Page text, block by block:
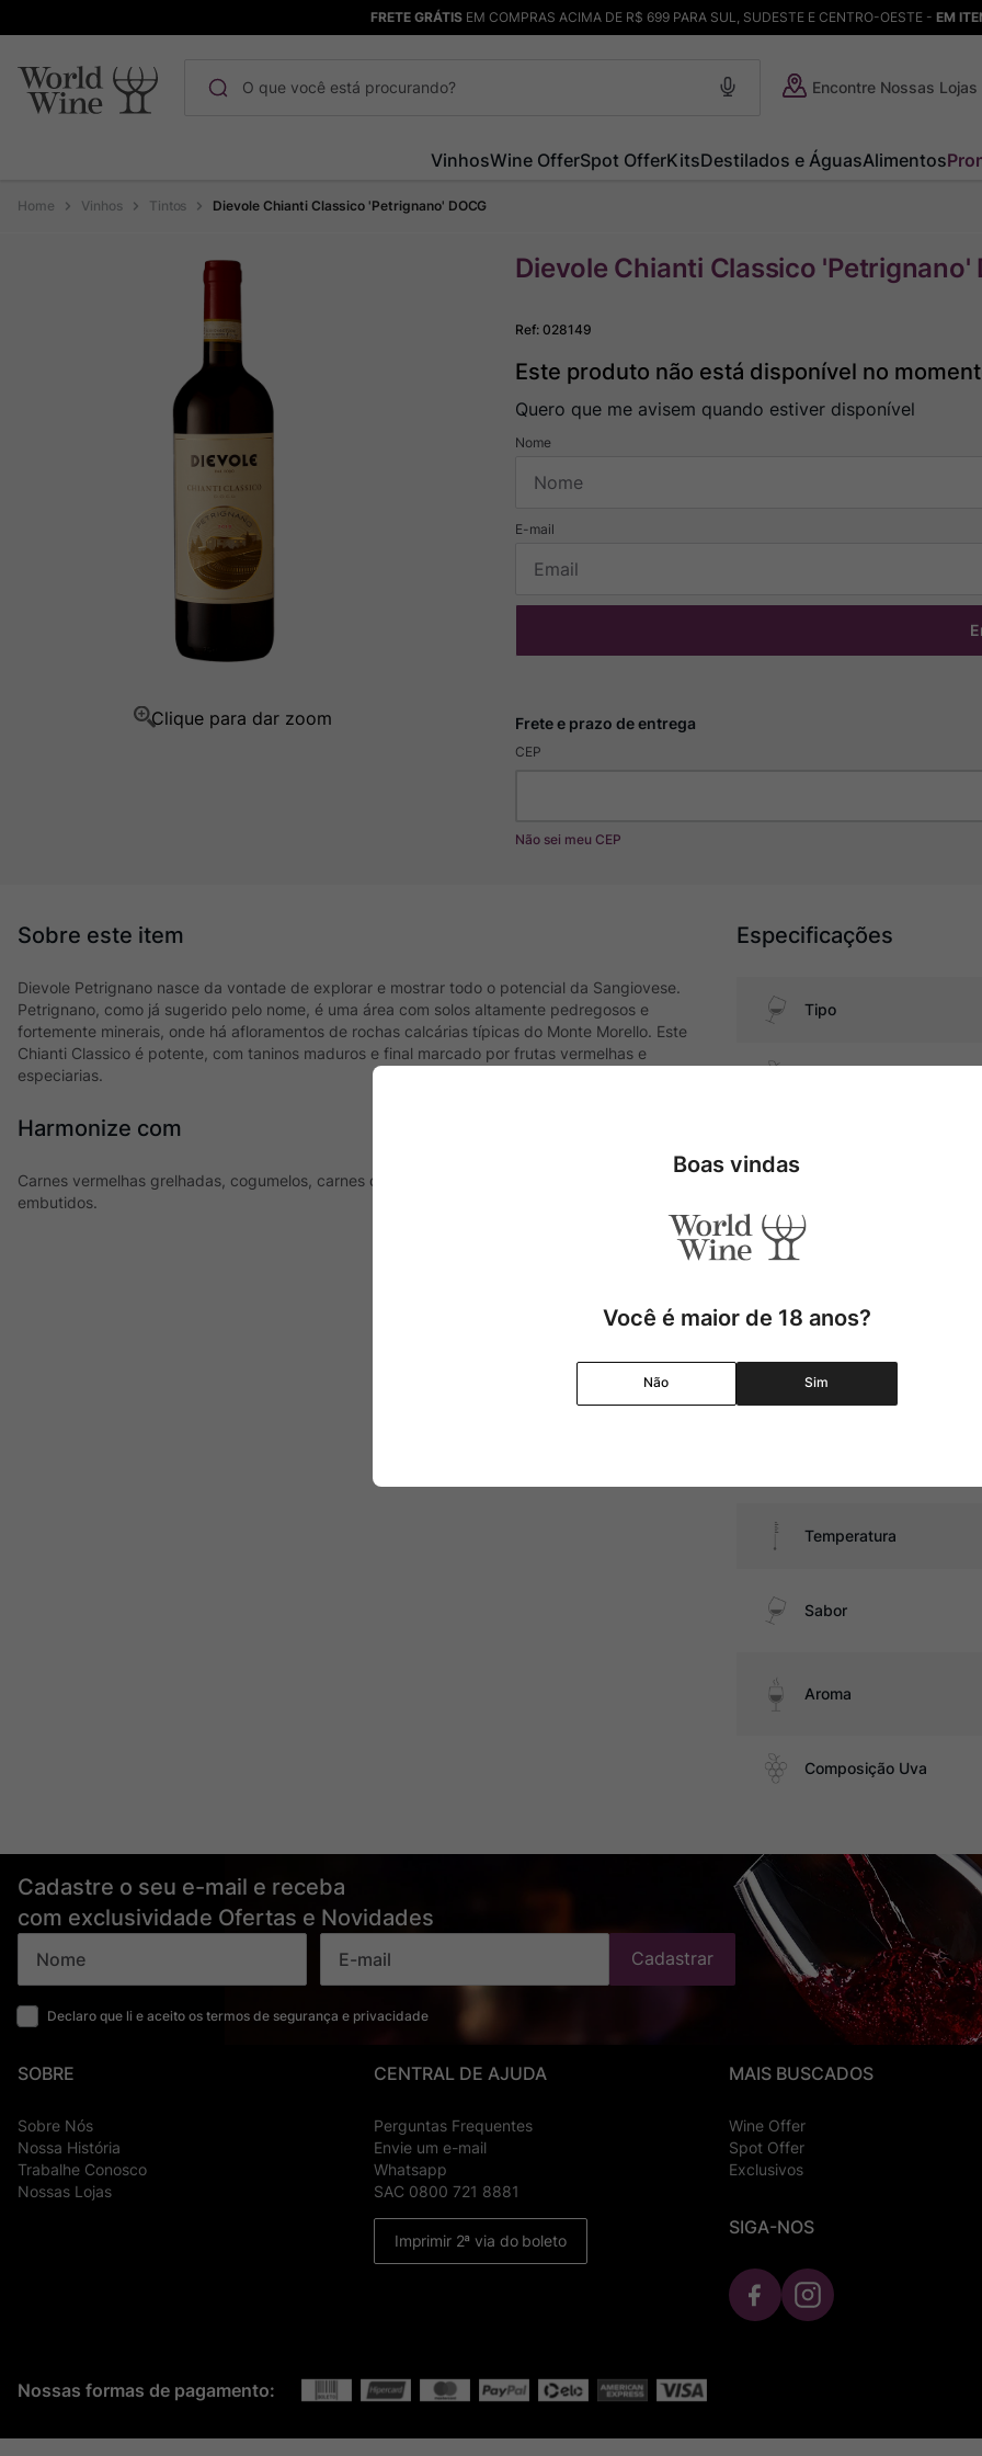
FRETE GRÁTISEM COMPRAS ACIMA DE R$ 699 PARA SUL, SUDESTE E CENTRO-OESTE - EM
Encontre Nossas Lojas
VinhosWine OfferSpot OfferKitsDestilados e ÁguasAlimentos
Vinhos Tintos Dievole Chianti Classico 'Petrignano' DOCG
Dievole Chianti Classico 'Petrignano'
Ref:028149
Este produto não está disponível no
Quero que me avisem quando estiver disponível
CEP
Não sei meu CEP
Dievole Petrignano nasce da vontade de explorar e mostrar todo o potencial da Sangiovese.
Petrignano, como já sugerido pelo nome, é uma área com solos altamente pedregosos e
fortemente minerais, onde há afloramentos de rochas calcárias típicas do Monte Morello. Este
Chianti Classico é potente, com taninos maduros e final marcado por frutas vermelhas e
especiarias.
Harmonize com
Carnes vermelhas grelhadas, cogumelos, carnes de caça, carnes suínas, queijos duros e
embutidos.
Especificações
Tipo
Graduação Alcóolica
Temperatura
Sabor
Aroma
Composição Uva
Cadastre o seu e-mail e receba
com exclusividade Ofertas e Novidades
Declaro que li e aceito os termos de segurança e privacidade
Cadastrar
SOBRE
Sobre Nós
Nossa História
Trabalhe Conosco
Nossas Lojas
CENTRAL DE AJUDA
Perguntas Frequentes
Envie um e-mail
Whatsapp
SAC 0800 721 8881
Imprimir 2ª via do boleto
MAIS BUSCADOS
Wine Offer
Spot Offer
Exclusivos
SIGA-NOS
Nossas formas de pagamento:
1º Maçanita
Bodega Garzon
Champagne
Boas vindas
Você é maior de 18 anos?
Não Sim